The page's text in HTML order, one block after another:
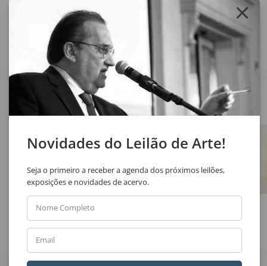
Veja também
Fernando Araujo
Novidades do Leilão de Arte!
Seja o primeiro a receber a agenda dos próximos leilões,
exposições e novidades de acervo.
Nome Completo
Email